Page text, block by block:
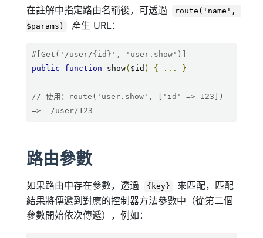
在註解中指定路由名稱後，可透過
route('name',
$params)
產生 URL：
#[Get('/user/{id}', 'user.show')]
public
function show( $id ) { ... }
// 使用：route('user.show', ['id' => 123])
=>  /user/123
路由參數
如果路由中存在參數，透過 {key}
來匹配，匹配
結果將傳遞到對應的控制器方法參數中（從第二個
參數開始依次傳遞），例如：